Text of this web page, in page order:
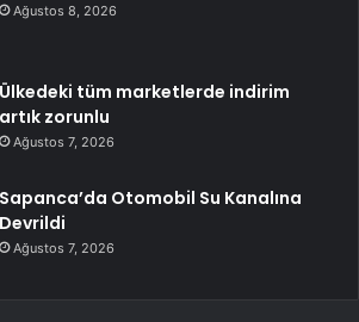
Ağustos 8, 2026
Ülkedeki tüm marketlerde indirim
artık zorunlu
Ağustos 7, 2026
Sapanca’da Otomobil Su Kanalına
Devrildi
Ağustos 7, 2026